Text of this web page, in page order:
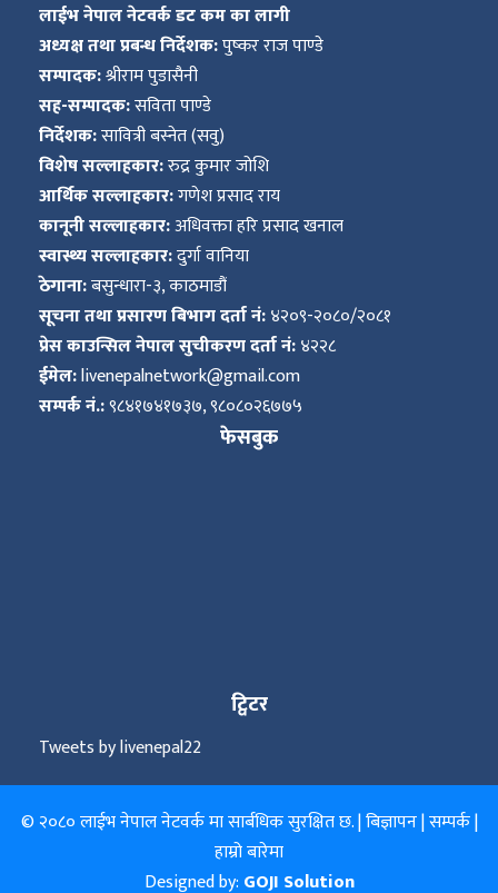
लाईभ नेपाल नेटवर्क डट कम का लागी
अध्यक्ष तथा प्रबन्ध निर्देशक:पुष्कर राज पाण्डे
सम्पादक:श्रीराम पुडासैनी
सह-सम्पादक:सविता पाण्डे
निर्देशक:सावित्री बस्नेत (सवु)
विशेष सल्लाहकार:रुद्र कुमार जोशि
आर्थिक सल्लाहकार:गणेश प्रसाद राय
कानूनी सल्लाहकार:अधिवक्ता हरि प्रसाद खनाल
स्वास्थ्य सल्लाहकार:दुर्गा वानिया
ठेगाना:बसुन्धारा-३, काठमाडौं
सूचना तथा प्रसारण बिभाग दर्ता नं:४२०९-२०८०/२०८१
प्रेस काउन्सिल नेपाल सुचीकरण दर्ता नं:४२२८
ईमेल:livenepalnetwork@gmail.com
सम्पर्क नं.:९८४१७४१७३७, ९८०८०२६७७५
फेसबुक
ट्विटर
Tweets by livenepal22
© २०८० लाईभ नेपाल नेटवर्क मा सार्बधिक सुरक्षित छ. |बिज्ञापन|सम्पर्क|
हाम्रो बारेमा
Designed by: GOJI Solution